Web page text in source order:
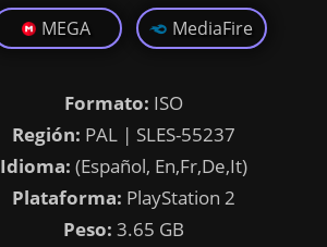
MEGA MediaFire
Formato: ISO
Región: PAL | SLES-55237
Idioma: (Español, En,Fr,De,It)
Plataforma: PlayStation 2
Peso: 3.65 GB